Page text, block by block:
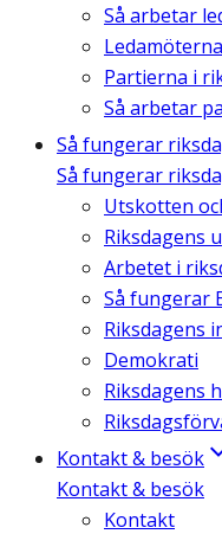
Så arbetar
Partierna i
Så arbetar
Så fungerar
Så fungerar
Utskotten
Riksdagens
Arbetet i
Så fungerar
Riksdagens
Demokrati
Riksdagens
Kontakt & besök
Kontakt & besök
Kontakt